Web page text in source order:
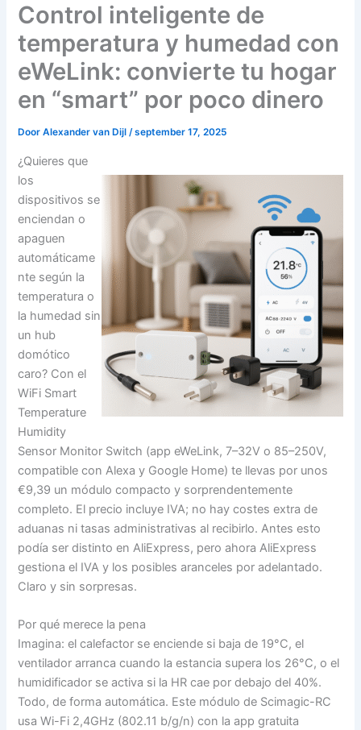
Control inteligente de
temperatura y humedad con
eWeLink: convierte tu hogar
en “smart” por poco dinero
DoorAlexander van Dijl/september 17, 2025
¿Quieres que
los
dispositivos se
enciendan o
apaguen
automáticame
nte según la
temperatura o
la humedad sin
un hub
domótico
caro? Con el
WiFi Smart
Temperature
Humidity
Sensor Monitor Switch (app eWeLink, 7–32V o 85–250V,
compatible con Alexa y Google Home) te llevas por unos
€9,39 un módulo compacto y sorprendentemente
completo. El precio incluye IVA; no hay costes extra de
aduanas ni tasas administrativas al recibirlo. Antes esto
podía ser distinto en AliExpress, pero ahora AliExpress
gestiona el IVA y los posibles aranceles por adelantado.
Claro y sin sorpresas.
Por qué merece la pena
Imagina: el calefactor se enciende si baja de 19°C, el
ventilador arranca cuando la estancia supera los 26°C, o el
humidificador se activa si la HR cae por debajo del 40%.
Todo, de forma automática. Este módulo de Scimagic-RC
usa Wi-Fi 2,4GHz (802.11 b/g/n) con la app gratuita